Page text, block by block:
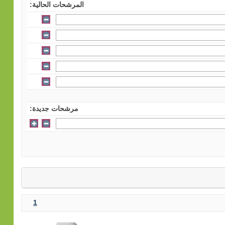
المرشحات الحالية:
مرشحات جديدة:
1